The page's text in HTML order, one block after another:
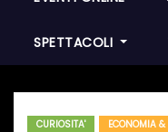
SPETTACOLI
CURIOSITA' ECONOMIA &